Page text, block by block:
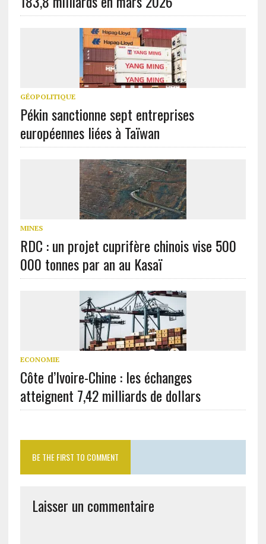
GÉOPOLITIQUE
Pékin sanctionne sept entreprises
européennes liées à Taïwan
MINES
RDC : un projet cuprifère chinois vise 500
000 tonnes par an au Kasaï
ECONOMIE
Côte d’Ivoire-Chine : les échanges
atteignent 7,42 milliards de dollars
BE THE FIRST TO COMMENT
Laisser un commentaire